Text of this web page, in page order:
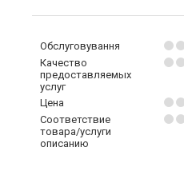
Обслуговування
Качество
предоставляемых
услуг
Цена
Соответствие
товара/услуги
описанию